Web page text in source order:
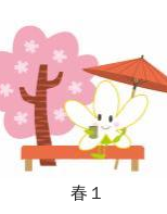
春１